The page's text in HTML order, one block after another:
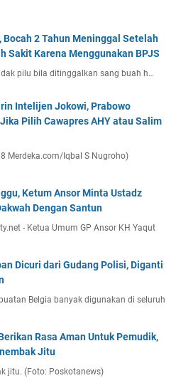
Bocah 2 Tahun Meninggal Setelah
Sakit Karena Menggunakan BPJS
pilu bila ditinggalkan sang buah h…
Intelijen Jokowi, Prabowo
Pilih Cawapres AHY atau Salim
Merdeka.com/Iqbal S Nugroho)
Ketum Ansor Minta Ustadz
Dengan Santun
- Ketua Umum GP Ansor KH Yaqut
Dicuri dari Gudang Polisi, Diganti
Belgia banyak digunakan di seluruh
Rasa Aman Untuk Pemudik,
Jitu
jitu. (Foto: Poskotanews)